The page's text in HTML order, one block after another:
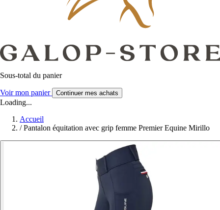
Sous-total du panier
Voir mon panier Continuer mes achats
Loading...
Accueil
/ Pantalon équitation avec grip femme Premier Equine Mirillo